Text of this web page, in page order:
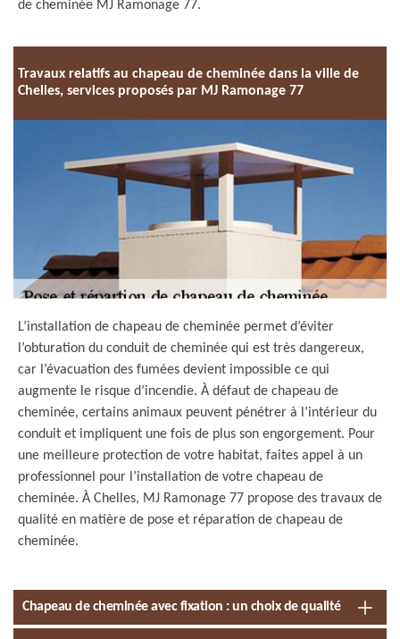
de cheminée MJ Ramonage 77.
Travaux relatifs au chapeau de cheminée dans la ville de
Chelles, services proposés par MJ Ramonage 77
L’installation de chapeau de cheminée permet d’éviter
l’obturation du conduit de cheminée qui est très dangereux,
car l’évacuation des fumées devient impossible ce qui
augmente le risque d’incendie. À défaut de chapeau de
cheminée, certains animaux peuvent pénétrer à l’intérieur du
conduit et impliquent une fois de plus son engorgement. Pour
une meilleure protection de votre habitat, faites appel à un
professionnel pour l’installation de votre chapeau de
cheminée. À Chelles, MJ Ramonage 77 propose des travaux de
qualité en matière de pose et réparation de chapeau de
cheminée.
Chapeau de cheminée avec fixation : un choix de qualité